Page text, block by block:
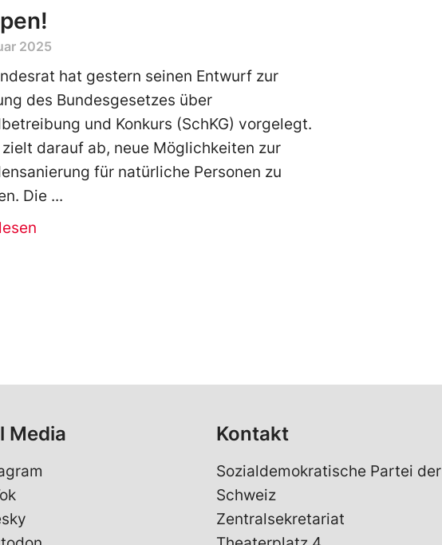
2025
hat gestern seinen Entwurf zur
des Bundesgesetzes über
und Konkurs (SchKG) vorgelegt.
darauf ab, neue Möglichkeiten zur
für natürliche Personen zu
Die
Media Kontakt
Sozialdemokratische Partei der
Schweiz
Zentralsekretariat